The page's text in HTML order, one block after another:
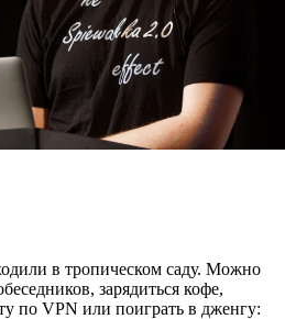
в тропическом саду. Можно
зарядиться кофе,
по VPN или поиграть в дженгу: